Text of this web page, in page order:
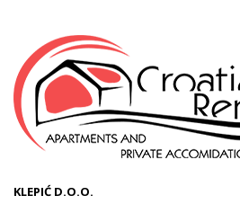
KLEPIĆ D.O.O.